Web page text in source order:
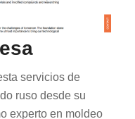
servicios de
ruso desde su
experto en moldeo